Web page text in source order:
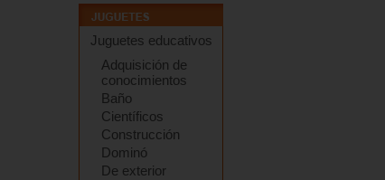
Juguetes educativos
Adquisición de
conocimientos
Baño
Científicos
Construcción
Dominó
De exterior